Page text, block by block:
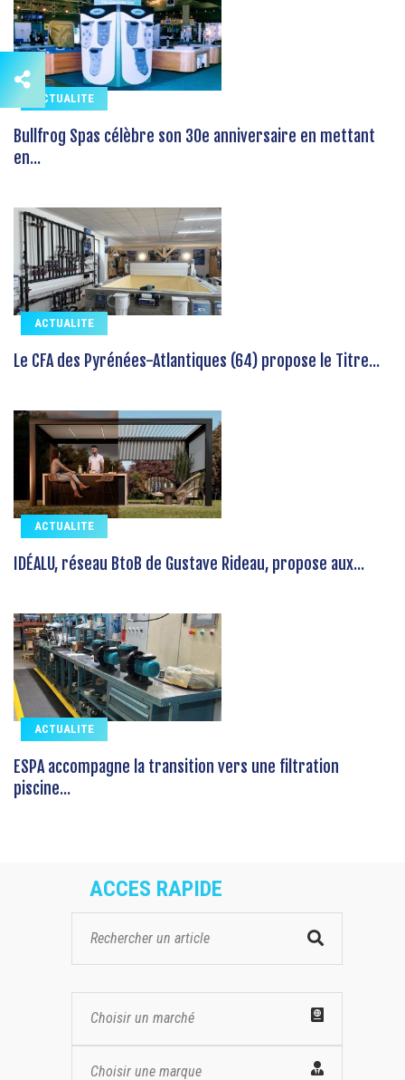
ACTUALITE
Bullfrog Spas célèbre son 30e anniversaire en mettant
en...
ACTUALITE
Le CFA des Pyrénées-Atlantiques (64) propose le Titre...
ACTUALITE
IDÉALU, réseau BtoB de Gustave Rideau, propose aux...
ACTUALITE
ESPA accompagne la transition vers une filtration
piscine...
ACCES RAPIDE
Choisir un marché
Choisir une marque